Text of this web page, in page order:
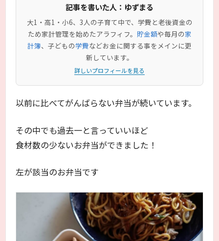
記事を書いた人：ゆずまる
大1・高1・小6、3人の子育て中で、学費と老後資金の
ため家計管理を始めたアラフィフ。 貯金額や毎月の家
計簿、子どもの学費などお金に関する事をメインに更
新しています。
詳しいプロフィールを見る
以前に比べてがんばらない弁当が続いています。
その中でも過去一と言っていいほど
食材数の少ないお弁当ができました！
左が該当のお弁当です